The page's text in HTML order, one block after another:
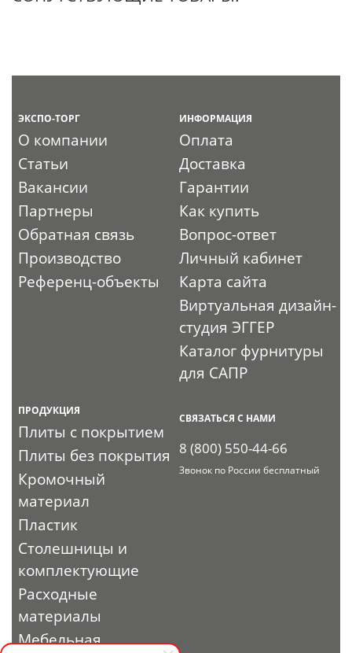
ЭКСПО-ТОРГ
О компании
Статьи
Вакансии
Партнеры
Обратная связь
Производство
Референц-объекты
ИНФОРМАЦИЯ
Оплата
Доставка
Гарантии
Как купить
Вопрос-ответ
Личный кабинет
Карта сайта
Виртуальная дизайн-
студия ЭГГЕР
Каталог фурнитуры
для САПР
ПРОДУКЦИЯ
Плиты с покрытием
Плиты без покрытия
Кромочный
материал
Пластик
Столешницы и
комплектующие
Расходные
материалы
Мебельная
СВЯЗАТЬСЯ С НАМИ
8 (800) 550-44-66
Звонок по России бесплатный